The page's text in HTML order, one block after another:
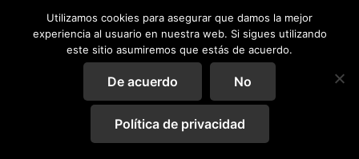
Utilizamos cookies para asegurar que damos la mejor
experiencia al usuario en nuestra web. Si sigues utilizando
este sitio asumiremos que estás de acuerdo.
De acuerdo No
Política de privacidad